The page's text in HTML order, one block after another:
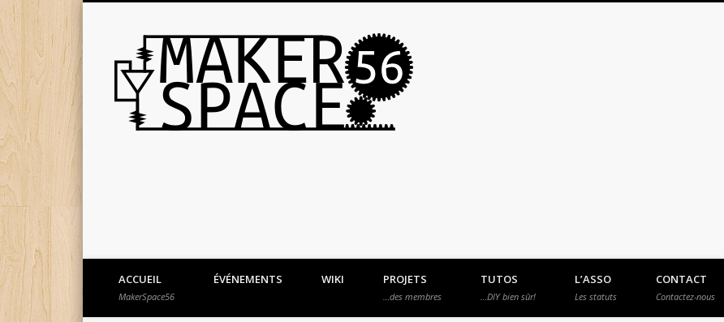
MakerSpace56
ACCUEIL
MakerSpace56
ÉVÉNEMENTS WIKI PROJETS
…des membres
TUTOS
…DIY bien sûr!
L’ASSO
Les statuts
CONTACT
Contactez-nous